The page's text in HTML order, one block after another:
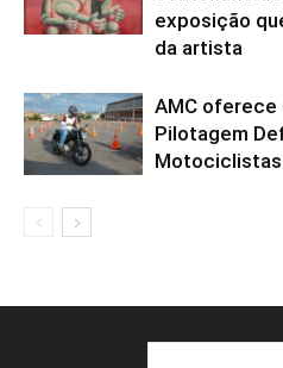
exposição
da artista
AMC
Pilotagem
Motociclistas